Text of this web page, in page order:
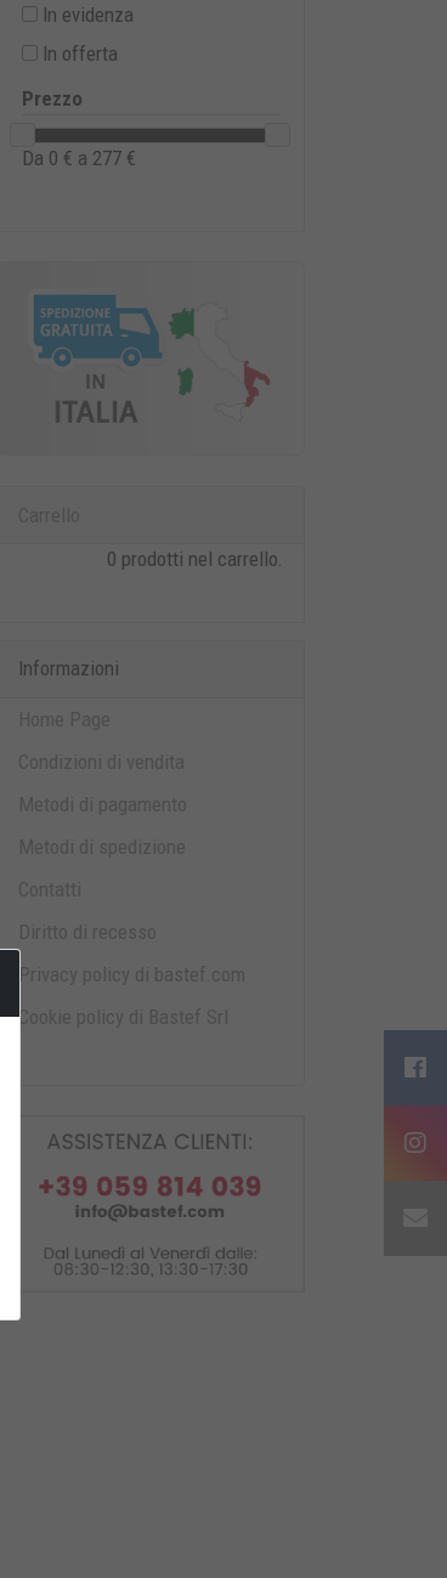
In evidenza
In offerta
Prezzo
Da 0 € a 277€
0 prodotti nel carrello.
Informazioni
Home Page
Condizioni di vendita
Metodi di pagamento
Metodi di spedizione
Contatti
Diritto di recesso
Privacy policy di bastef.com
Cookie policy di Bastef Srl